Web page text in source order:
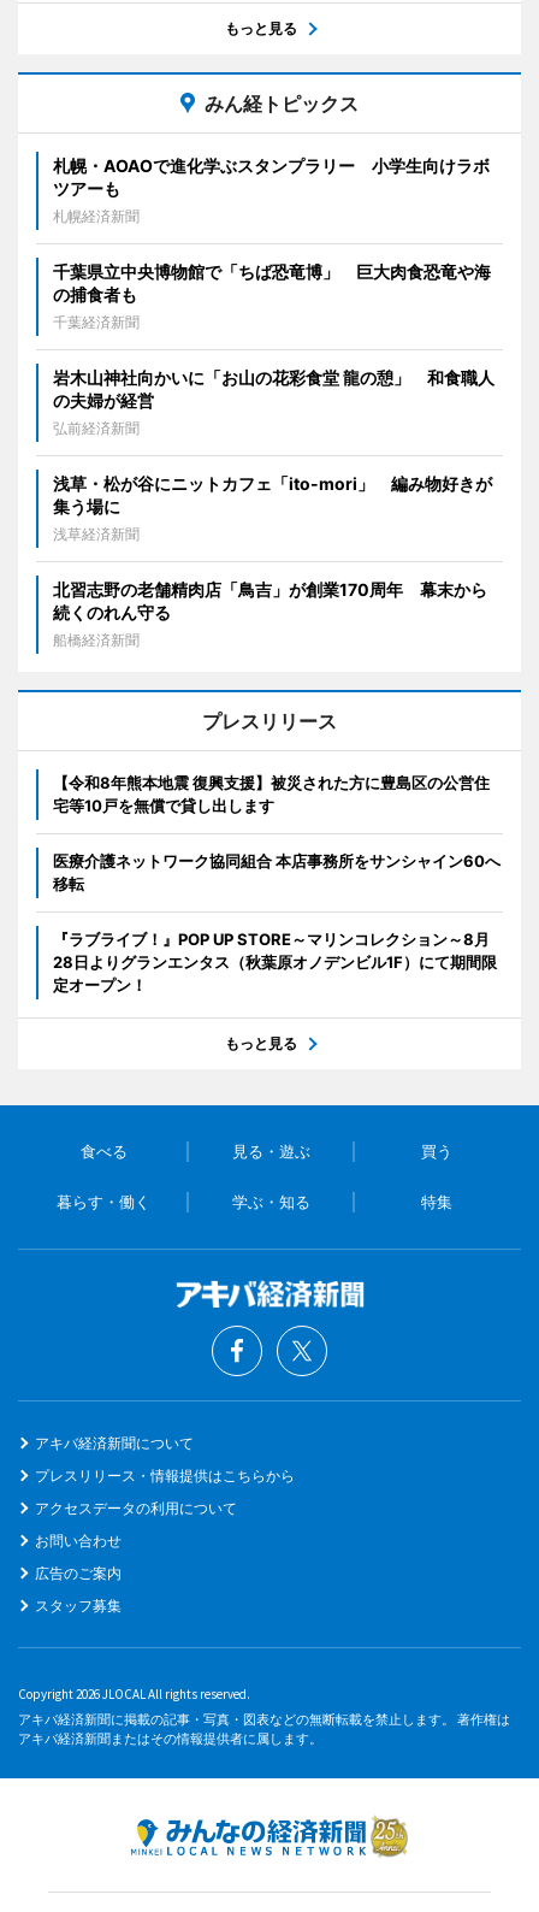
もっと見る
みん経トピックス
札幌・AOAOで進化学ぶスタンプラリー 小学生向けラボ
ツアーも
札幌経済新聞
千葉県立中央博物館で「ちば恐竜博」 巨大肉食恐竜や海
の捕食者も
千葉経済新聞
岩木山神社向かいに「お山の花彩食堂 龍の憩」 和食職人
の夫婦が経営
弘前経済新聞
浅草・松が谷にニットカフェ「ito-mori」 編み物好きが
集う場に
浅草経済新聞
北習志野の老舗精肉店「鳥吉」が創業170周年 幕末から
続くのれん守る
船橋経済新聞
プレスリリース
【令和8年熊本地震 復興支援】被災された方に豊島区の公営住
宅等10戸を無償で貸し出します
医療介護ネットワーク協同組合 本店事務所をサンシャイン60へ
移転
『ラブライブ！』POP UP STORE～マリンコレクション～8月
28日よりグランエンタス（秋葉原オノデンビル1F）にて期間限
定オープン！
もっと見る
食べる 見る・遊ぶ 買う
暮らす・働く 学ぶ・知る 特集
アキバ経済新聞について
プレスリリース・情報提供はこちらから
アクセスデータの利用について
お問い合わせ
広告のご案内
スタッフ募集
Copyright 2026 JLOCAL All rights reserved.
アキバ経済新聞に掲載の記事・写真・図表などの無断転載を禁止します。 著作権は
アキバ経済新聞またはその情報提供者に属します。